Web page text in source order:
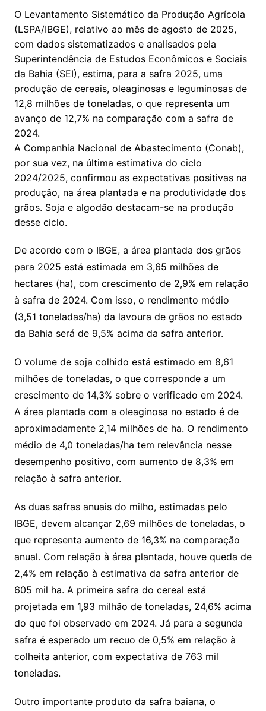
O Levantamento Sistemático da Produção Agrícola
(LSPA/IBGE), relativo ao mês de agosto de 2025,
com dados sistematizados e analisados pela
Superintendência de Estudos Econômicos e Sociais
da Bahia (SEI), estima, para a safra 2025, uma
produção de cereais, oleaginosas e leguminosas de
12,8 milhões de toneladas, o que representa um
avanço de 12,7% na comparação com a safra de
2024.
A Companhia Nacional de Abastecimento (Conab),
por sua vez, na última estimativa do ciclo
2024/2025, confirmou as expectativas positivas na
produção, na área plantada e na produtividade dos
grãos. Soja e algodão destacam-se na produção
desse ciclo.
De acordo com o IBGE, a área plantada dos grãos
para 2025 está estimada em 3,65 milhões de
hectares (ha), com crescimento de 2,9% em relação
à safra de 2024. Com isso, o rendimento médio
(3,51 toneladas/ha) da lavoura de grãos no estado
da Bahia será de 9,5% acima da safra anterior.
O volume de soja colhido está estimado em 8,61
milhões de toneladas, o que corresponde a um
crescimento de 14,3% sobre o verificado em 2024.
A área plantada com a oleaginosa no estado é de
aproximadamente 2,14 milhões de ha. O rendimento
médio de 4,0 toneladas/ha tem relevância nesse
desempenho positivo, com aumento de 8,3% em
relação à safra anterior.
As duas safras anuais do milho, estimadas pelo
IBGE, devem alcançar 2,69 milhões de toneladas, o
que representa aumento de 16,3% na comparação
anual. Com relação à área plantada, houve queda de
2,4% em relação à estimativa da safra anterior de
605 mil ha. A primeira safra do cereal está
projetada em 1,93 milhão de toneladas, 24,6% acima
do que foi observado em 2024. Já para a segunda
safra é esperado um recuo de 0,5% em relação à
colheita anterior, com expectativa de 763 mil
toneladas.
Outro importante produto da safra baiana, o